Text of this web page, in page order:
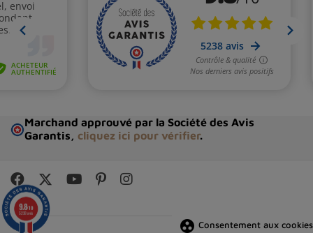
Marchand approuvé par la Société des Avis
Garantis, cliquez ici pour vérifier.
group_work Consentement aux cookies
9.8/10
5238 avis